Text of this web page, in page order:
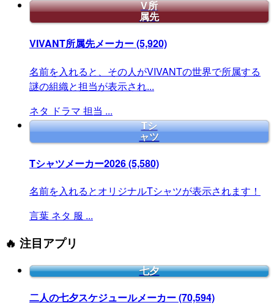
V所
属先
VIVANT所属先メーカー(5,920)
名前を入れると、その人がVIVANTの世界で所属する
謎の組織と担当が表示され...
ネタ ドラマ 担当 ...
Tシ
ャツ
Tシャツメーカー2026(5,580)
名前を入れるとオリジナルTシャツが表示されます！
言葉 ネタ 服 ...
🔥 注目アプリ
七夕
二人の七夕スケジュールメーカー(70,594)